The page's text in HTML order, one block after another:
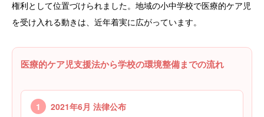
権利として位置づけられました。地域の小中学校で医療的ケア児
を受け入れる動きは、近年着実に広がっています。
医療的ケア児支援法から学校の環境整備までの流れ
1 2021年6月 法律公布